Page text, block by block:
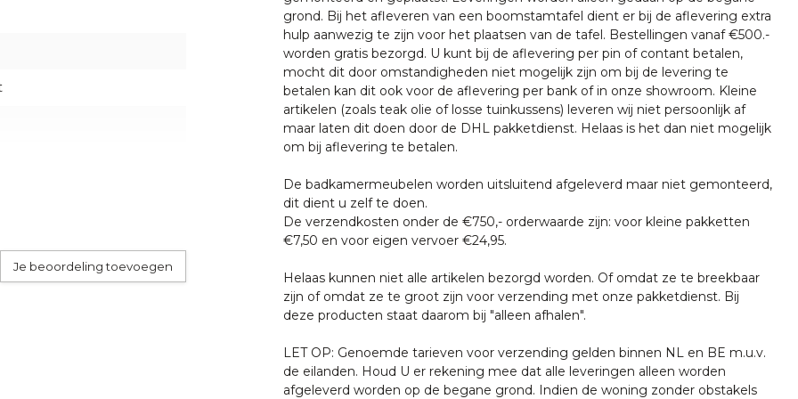
kan het
nauwkeurig af te
zijn deze nogmaals
aan de onderzijde van
u bij Puurteak op het
alleen het allerbeste
op productie of
of andere invloeden
Je beoordeling toevoegen
grond. Bij het afleveren van een boomstamtafel dient er bij de aflevering extra
hulp aanwezig te zijn voor het plaatsen van de tafel. Bestellingen vanaf €500.-
worden gratis bezorgd. U kunt bij de aflevering per pin of contant betalen,
mocht dit door omstandigheden niet mogelijk zijn om bij de levering te
betalen kan dit ook voor de aflevering per bank of in onze showroom. Kleine
artikelen (zoals teak olie of losse tuinkussens) leveren wij niet persoonlijk af
maar laten dit doen door de DHL pakketdienst. Helaas is het dan niet mogelijk
om bij aflevering te betalen.
De badkamermeubelen worden uitsluitend afgeleverd maar niet gemonteerd,
dit dient u zelf te doen.
De verzendkosten onder de €750,- orderwaarde zijn: voor kleine pakketten
€7,50 en voor eigen vervoer €24,95.
Helaas kunnen niet alle artikelen bezorgd worden. Of omdat ze te breekbaar
zijn of omdat ze te groot zijn voor verzending met onze pakketdienst. Bij
deze producten staat daarom bij "alleen afhalen".
LET OP: Genoemde tarieven voor verzending gelden binnen NL en BE m.u.v.
de eilanden. Houd U er rekening mee dat alle leveringen alleen worden
afgeleverd worden op de begane grond. Indien de woning zonder obstakels